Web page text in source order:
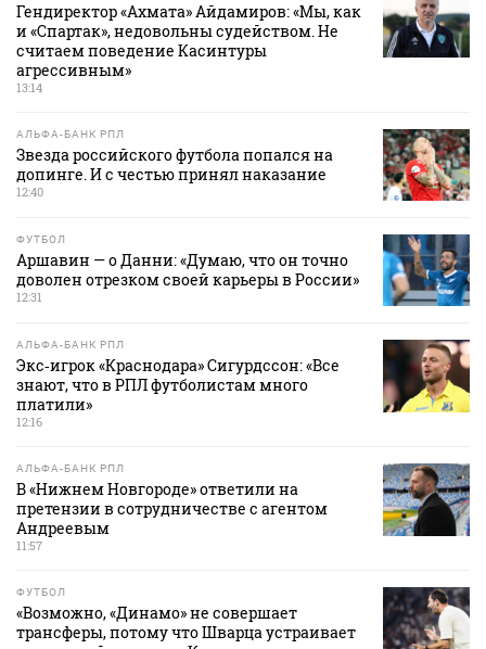
Гендиректор «Ахмата» Айдамиров: «Мы, как
и «Спартак», недовольны судейством. Не
считаем поведение Касинтуры
агрессивным»
13:14
АЛЬФА-БАНК РПЛ
Звезда российского футбола попался на
допинге. И с честью принял наказание
12:40
ФУТБОЛ
Аршавин — о Данни: «Думаю, что он точно
доволен отрезком своей карьеры в России»
12:31
АЛЬФА-БАНК РПЛ
Экс‑игрок «Краснодара» Сигурдссон: «Все
знают, что в РПЛ футболистам много
платили»
12:16
АЛЬФА-БАНК РПЛ
В «Нижнем Новгороде» ответили на
претензии в сотрудничестве с агентом
Андреевым
11:57
ФУТБОЛ
«Возможно, «Динамо» не совершает
трансферы, потому что Шварца устраивает